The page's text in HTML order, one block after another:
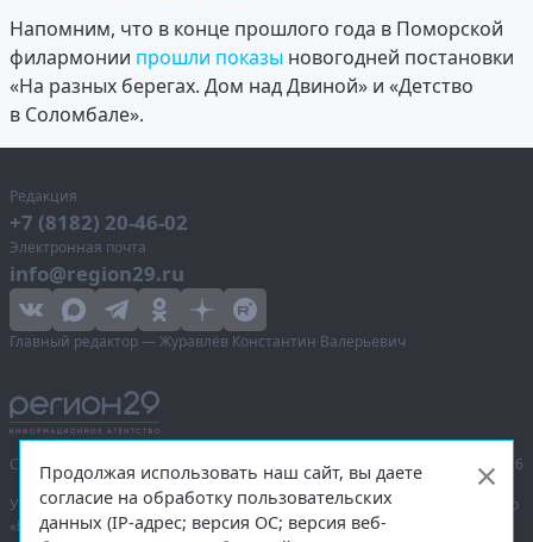
Напомним, что в конце прошлого года в Поморской
филармонии прошли показы новогодней постановки
«На разных берегах. Дом над Двиной» и «Детство
в Соломбале».
Редакция
+7 (8182) 20-46-02
Электронная почта
info@region29.ru
Главный редактор — Журавлёв Константин Валерьевич
Сетевое издание «Информационное агентство Регион 29»,
© 2016–2026
Учредитель — общество с ограниченной ответственностью «Агентство
«Правда Севера».
Продолжая использовать наш сайт, вы даете
согласие на обработку пользовательских
данных (IP-адрес; версия ОС; версия веб-